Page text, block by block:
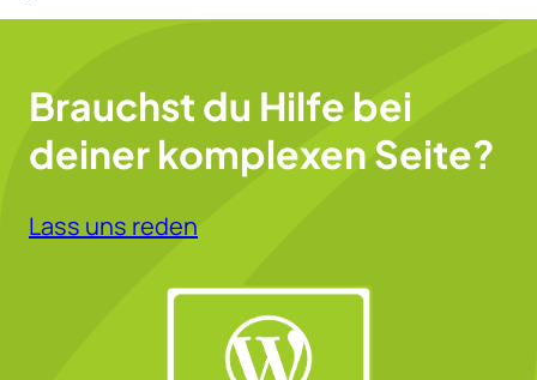
Brauchst du Hilfe bei
deiner komplexen Seite?
Lass uns reden